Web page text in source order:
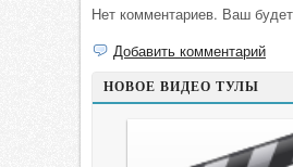
Нет комментариев. Ваш
Добавить комментарий
НОВОЕ ВИДЕО ТУЛЫ